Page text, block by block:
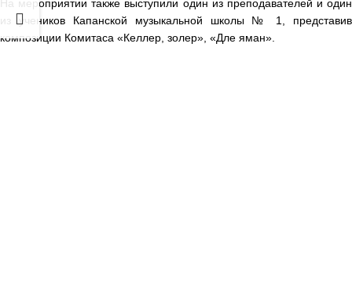
На мероприятии также выступили один из преподавателей и один
из учеников Капанской музыкальной школы № 1, представив
композиции Комитаса «Келлер, золер», «Дле яман».